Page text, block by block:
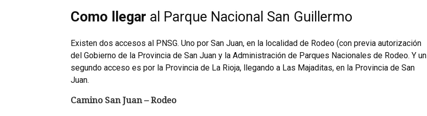
Como llegar al Parque Nacional San Guillermo
Existen dos accesos al PNSG. Uno por San Juan, en la localidad de Rodeo (con previa autorización
del Gobierno de la Provincia de San Juan y la Administración de Parques Nacionales de Rodeo. Y un
segundo acceso es por la Provincia de La Rioja, llegando a Las Majaditas, en la Provincia de San
Juan.
Camino San Juan – Rodeo